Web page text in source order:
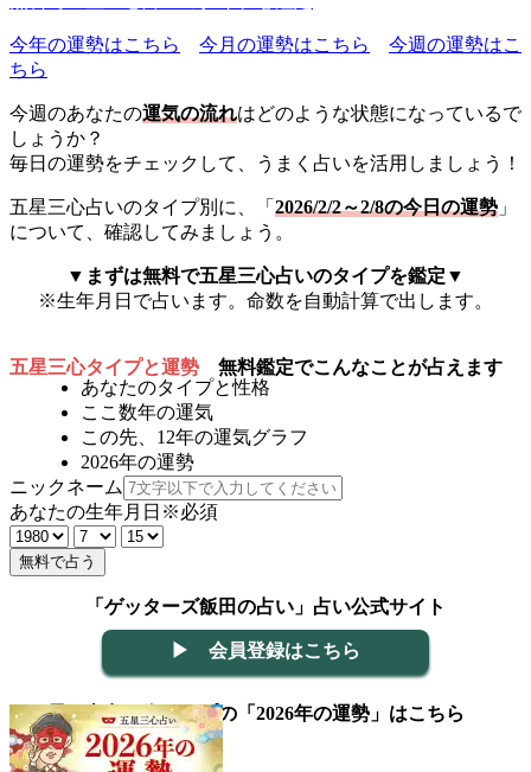
今年の運勢はこちら 今月の運勢はこちら
今週の運勢はこ
ちら
今週のあなたの運気の流れはどのような状態になっているで
しょうか？
毎日の運勢をチェックして、うまく占いを活用しましょう！
五星三心占いのタイプ別に、「 2026/2/2～2/8の今日の運勢 」
について、確認してみましょう。
▼まずは無料で五星三心占いのタイプを鑑定▼
※生年月日で占います。命数を自動計算で出します。
五星三心タイプと運勢 無料鑑定でこんなことが占えます
あなたのタイプと性格
ここ数年の運気
この先、12年の運気グラフ
2026年の運勢
ニックネーム
あなたの生年月日 ※必須
無料で占う
「ゲッターズ飯田の占い」占い公式サイト
▶ 会員登録はこちら
▼五星三心占い全タイプの「2026年の運勢」はこちら